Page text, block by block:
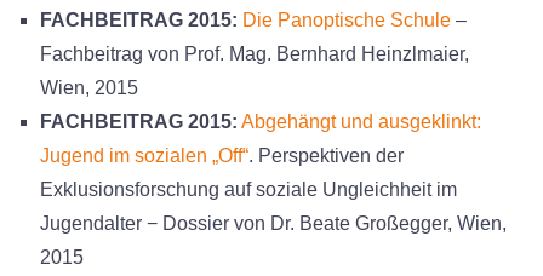
FACHBEITRAG 2015: Die Panoptische Schule–
Fachbeitrag von Prof. Mag. Bernhard Heinzlmaier,
Wien, 2015
FACHBEITRAG 2015: Abgehängt und ausgeklinkt:
Jugend im sozialen „Off“. Perspektiven der
Exklusionsforschung auf soziale Ungleichheit im
Jugendalter − Dossier von Dr. Beate Großegger, Wien,
2015